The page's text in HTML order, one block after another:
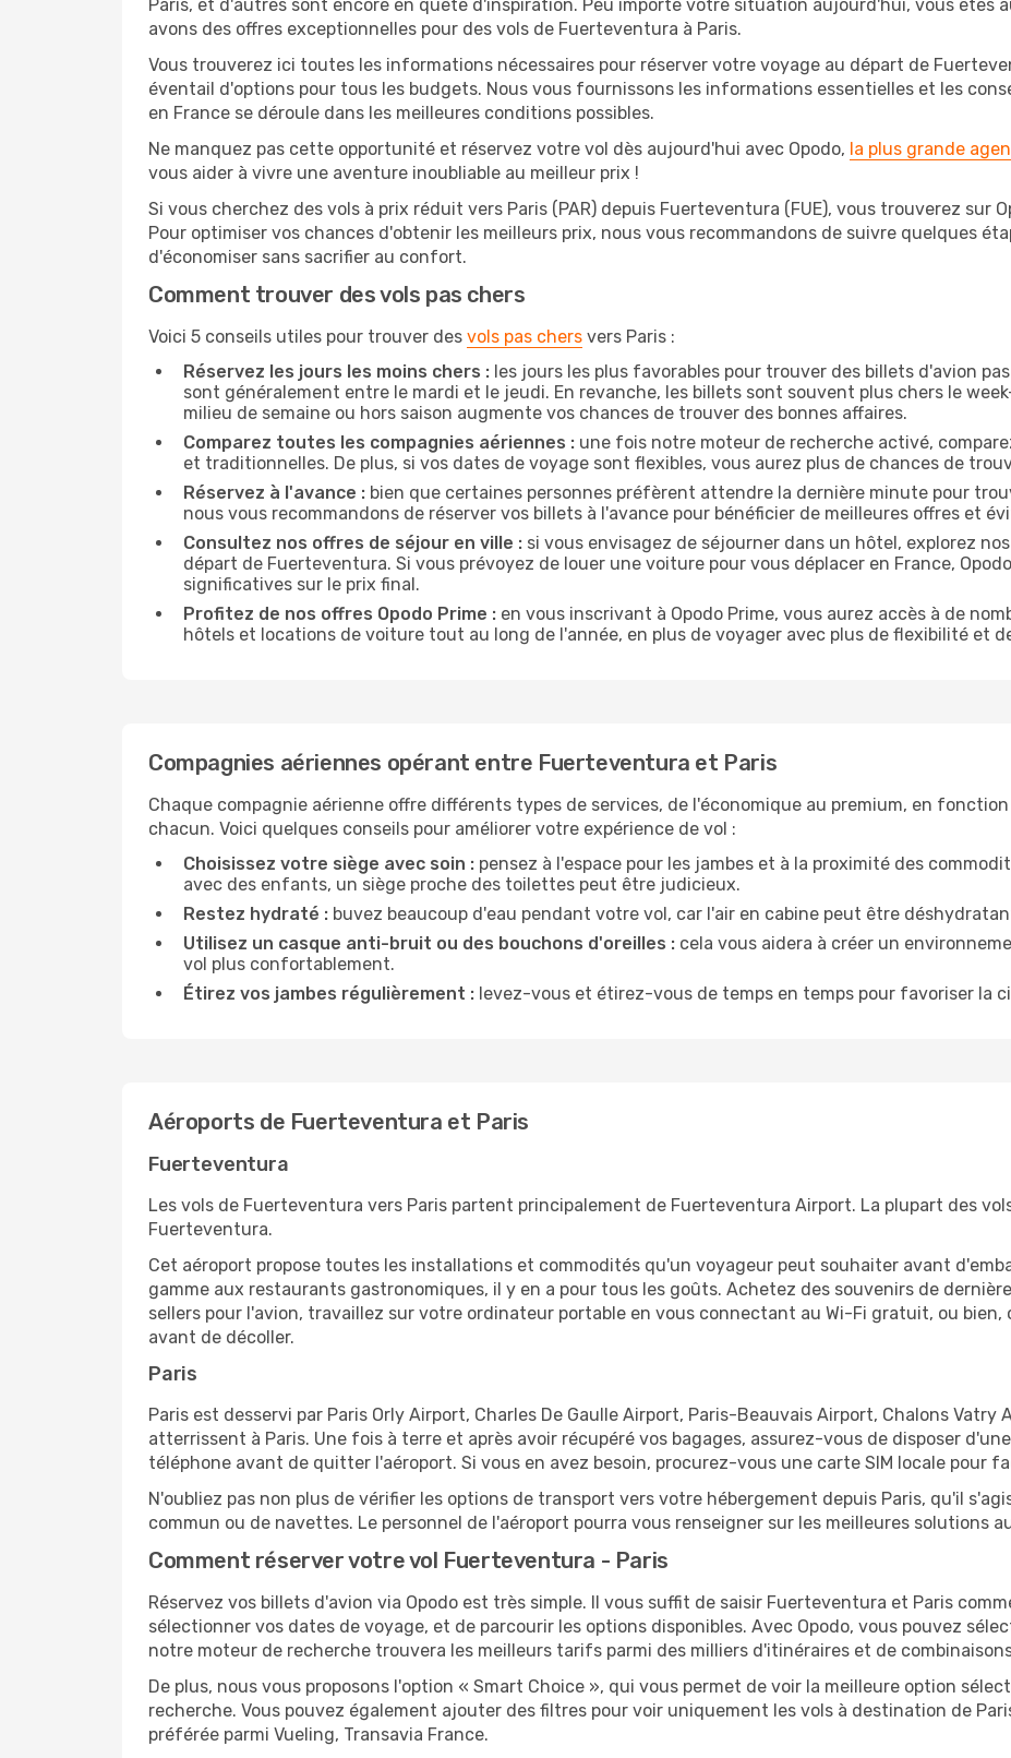
Paris, et d'autres sont encore en quête d'inspiration. Peu importe votre situation aujourd'hui, vous êtes
avons des offres exceptionnelles pour des vols de Fuerteventura à Paris.
Vous trouverez ici toutes les informations nécessaires pour réserver votre voyage au départ de
éventail d'options pour tous les budgets. Nous vous fournissons les informations essentielles et les
en France se déroule dans les meilleures conditions possibles.
Ne manquez pas cette opportunité et réservez votre vol dès aujourd'hui avec Opodo, la plus grande
vous aider à vivre une aventure inoubliable au meilleur prix !
Si vous cherchez des vols à prix réduit vers Paris (PAR) depuis Fuerteventura (FUE), vous trouverez sur
Pour optimiser vos chances d'obtenir les meilleurs prix, nous vous recommandons de suivre quelques
d'économiser sans sacrifier au confort.
Comment trouver des vols pas chers
Voici 5 conseils utiles pour trouver des vols pas chers vers Paris :
Réservez les jours les moins chers : les jours les plus favorables pour trouver des billets d'avion
sont généralement entre le mardi et le jeudi. En revanche, les billets sont souvent plus chers le
milieu de semaine ou hors saison augmente vos chances de trouver des bonnes affaires.
Comparez toutes les compagnies aériennes : une fois notre moteur de recherche activé,
et traditionnelles. De plus, si vos dates de voyage sont flexibles, vous aurez plus de chances de
Réservez à l'avance : bien que certaines personnes préfèrent attendre la dernière minute pour
nous vous recommandons de réserver vos billets à l'avance pour bénéficier de meilleures offres et
Consultez nos offres de séjour en ville : si vous envisagez de séjourner dans un hôtel, explorez
départ de Fuerteventura. Si vous prévoyez de louer une voiture pour vous déplacer en France,
significatives sur le prix final.
Profitez de nos offres Opodo Prime : en vous inscrivant à Opodo Prime, vous aurez accès à de
hôtels et locations de voiture tout au long de l'année, en plus de voyager avec plus de flexibilité et
Compagnies aériennes opérant entre Fuerteventura et Paris
Chaque compagnie aérienne offre différents types de services, de l'économique au premium, en
chacun. Voici quelques conseils pour améliorer votre expérience de vol :
Choisissez votre siège avec soin : pensez à l'espace pour les jambes et à la proximité des
avec des enfants, un siège proche des toilettes peut être judicieux.
Restez hydraté : buvez beaucoup d'eau pendant votre vol, car l'air en cabine peut être
Utilisez un casque anti-bruit ou des bouchons d'oreilles : cela vous aidera à créer un
vol plus confortablement.
Étirez vos jambes régulièrement : levez-vous et étirez-vous de temps en temps pour favoriser la
Aéroports de Fuerteventura et Paris
Fuerteventura
Les vols de Fuerteventura vers Paris partent principalement de Fuerteventura Airport. La plupart des
Fuerteventura.
Cet aéroport propose toutes les installations et commodités qu'un voyageur peut souhaiter avant
gamme aux restaurants gastronomiques, il y en a pour tous les goûts. Achetez des souvenirs de
sellers pour l'avion, travaillez sur votre ordinateur portable en vous connectant au Wi-Fi gratuit, ou
avant de décoller.
Paris
Paris est desservi par Paris Orly Airport, Charles De Gaulle Airport, Paris-Beauvais Airport, Chalons Vatry
atterrissent à Paris. Une fois à terre et après avoir récupéré vos bagages, assurez-vous de disposer
téléphone avant de quitter l'aéroport. Si vous en avez besoin, procurez-vous une carte SIM locale pour
N'oubliez pas non plus de vérifier les options de transport vers votre hébergement depuis Paris, qu'il
commun ou de navettes. Le personnel de l'aéroport pourra vous renseigner sur les meilleures solutions
Comment réserver votre vol Fuerteventura - Paris
Réservez vos billets d'avion via Opodo est très simple. Il vous suffit de saisir Fuerteventura et Paris
sélectionner vos dates de voyage, et de parcourir les options disponibles. Avec Opodo, vous pouvez
notre moteur de recherche trouvera les meilleurs tarifs parmi des milliers d'itinéraires et de
De plus, nous vous proposons l'option « Smart Choice », qui vous permet de voir la meilleure option
recherche. Vous pouvez également ajouter des filtres pour voir uniquement les vols à destination de
préférée parmi Vueling, Transavia France.